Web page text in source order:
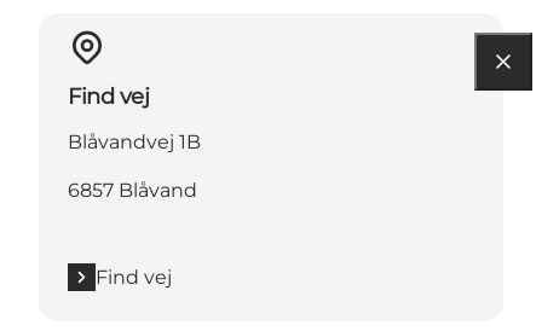
Find vej
Blåvandvej 1B
6857 Blåvand
Find vej